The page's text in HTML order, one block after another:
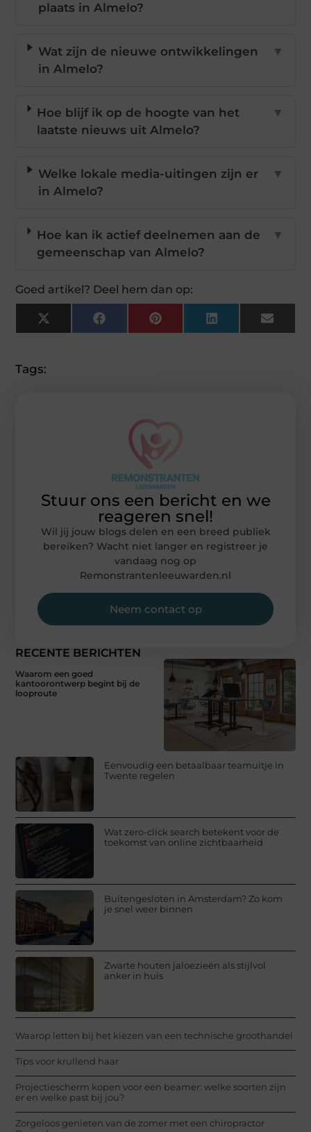
plaats in Almelo?
Wat zijn de nieuwe ontwikkelingen
in Almelo?
▼
Hoe blijf ik op de hoogte van het
laatste nieuws uit Almelo?
▼
Welke lokale media-uitingen zijn er
in Almelo?
▼
Hoe kan ik actief deelnemen aan de
gemeenschap van Almelo?
▼
Goed artikel? Deel hem dan op:
X
(Twitter)
FacebookPinterestLinkedInEmail
Tags:
RECENTE BERICHTEN
Waarom een goed
kantoorontwerp begint bij de
looproute
Eenvoudig een betaalbaar teamuitje in
Twente regelen
Wat zero-click search betekent voor de
toekomst van online zichtbaarheid
Buitengesloten in Amsterdam? Zo kom
je snel weer binnen
Zwarte houten jaloezieën als stijlvol
anker in huis
Waarop letten bij het kiezen van een technische groothandel
Tips voor krullend haar
Projectiescherm kopen voor een beamer: welke soorten zijn
er en welke past bij jou?
Zorgeloos genieten van de zomer met een chiropractor
Stuur ons een bericht en we
reageren snel!
Wil jij jouw blogs delen en een breed publiek
bereiken? Wacht niet langer en registreer je
vandaag nog op
Remonstrantenleeuwarden.nl
Neem contact op